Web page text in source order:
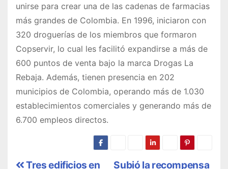
unirse para crear una de las cadenas de farmacias
más grandes de Colombia. En 1996, iniciaron con
320 droguerías de los miembros que formaron
Copservir, lo cual les facilitó expandirse a más de
600 puntos de venta bajo la marca Drogas La
Rebaja. Además, tienen presencia en 202
municipios de Colombia, operando más de 1.030
establecimientos comerciales y generando más de
6.700 empleos directos.
Subió la recompensa
Tres edificios en